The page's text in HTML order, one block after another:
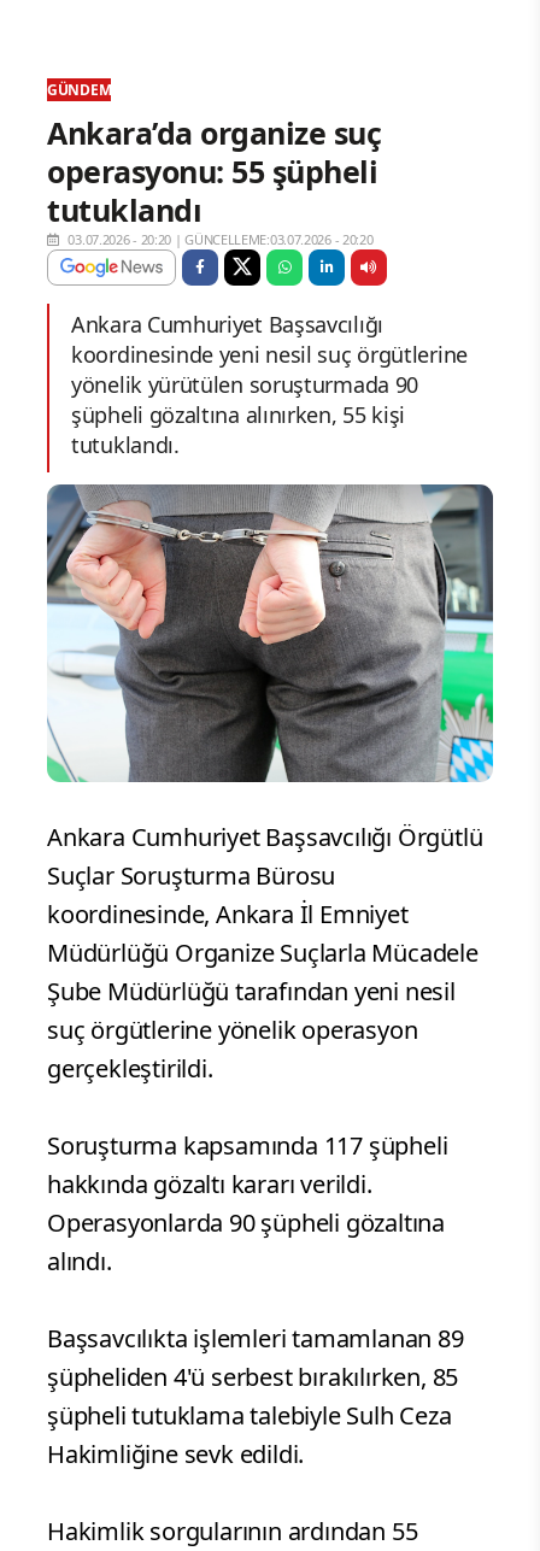
GÜNDEM
Ankara’da organize suç
operasyonu: 55 şüpheli
tutuklandı
03.07.2026 - 20:20 |GÜNCELLEME:03.07.2026 - 20:20
Ankara Cumhuriyet Başsavcılığı
koordinesinde yeni nesil suç örgütlerine
yönelik yürütülen soruşturmada 90
şüpheli gözaltına alınırken, 55 kişi
tutuklandı.
Ankara Cumhuriyet Başsavcılığı Örgütlü
Suçlar Soruşturma Bürosu
koordinesinde, Ankara İl Emniyet
Müdürlüğü Organize Suçlarla Mücadele
Şube Müdürlüğü tarafından yeni nesil
suç örgütlerine yönelik operasyon
gerçekleştirildi.
Soruşturma kapsamında 117 şüpheli
hakkında gözaltı kararı verildi.
Operasyonlarda 90 şüpheli gözaltına
alındı.
Başsavcılıkta işlemleri tamamlanan 89
şüpheliden 4'ü serbest bırakılırken, 85
şüpheli tutuklama talebiyle Sulh Ceza
Hakimliğine sevk edildi.
Hakimlik sorgularının ardından 55